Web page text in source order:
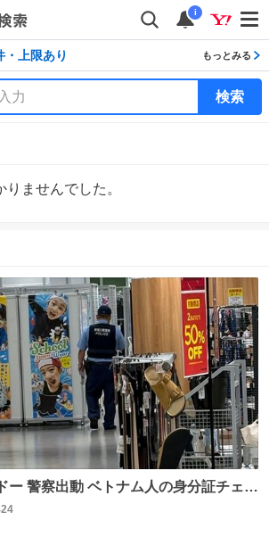
i
上限あり もっとみる
検索
ませんでした。
ー 警察出動 ベトナム人の身分証チェッ
店内まで見張りにきてます。不法滞在
ください。